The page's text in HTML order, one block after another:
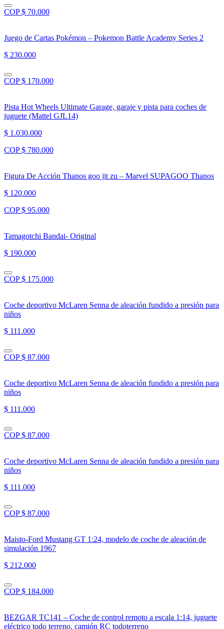
COP $ 70.000
Juego de Cartas Pokémon – Pokemon Battle Academy Series 2
$ 230.000
COP $ 170.000
Pista Hot Wheels Ultimate Garage, garaje y pista para coches de
juguete (Mattel GJL14)
$ 1.030.000
COP $ 780.000
Figura De Acción Thanos goo jit zu – Marvel SUPAGOO Thanos
$ 120.000
COP $ 95.000
Tamagotchi Bandai- Original
$ 190.000
COP $ 175.000
Coche deportivo McLaren Senna de aleación fundido a presión para
niños
$ 111.000
COP $ 87.000
Coche deportivo McLaren Senna de aleación fundido a presión para
niños
$ 111.000
COP $ 87.000
Coche deportivo McLaren Senna de aleación fundido a presión para
niños
$ 111.000
COP $ 87.000
Maisto-Ford Mustang GT 1:24, modelo de coche de aleación de
simulación 1967
$ 212.000
COP $ 184.000
BEZGAR TC141 – Coche de control remoto a escala 1:14, juguete
eléctrico todo terreno, camión RC todoterreno